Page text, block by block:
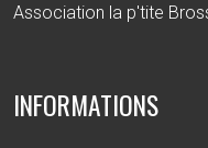
Association la p'tite
INFORMATIONS